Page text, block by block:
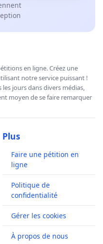
en ligne. Créez une
notre service puissant !
jours dans divers médias,
moyen de se faire remarquer
Plus
Faire une pétition en
ligne
Politique de
confidentialité
Gérer les cookies
À propos de nous